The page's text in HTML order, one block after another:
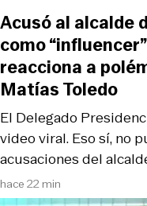
hace 22 min
El Delegado
video viral. Eso sí, no
acusaciones del
Acusó al alcalde
como
reacciona a
Matías Toledo